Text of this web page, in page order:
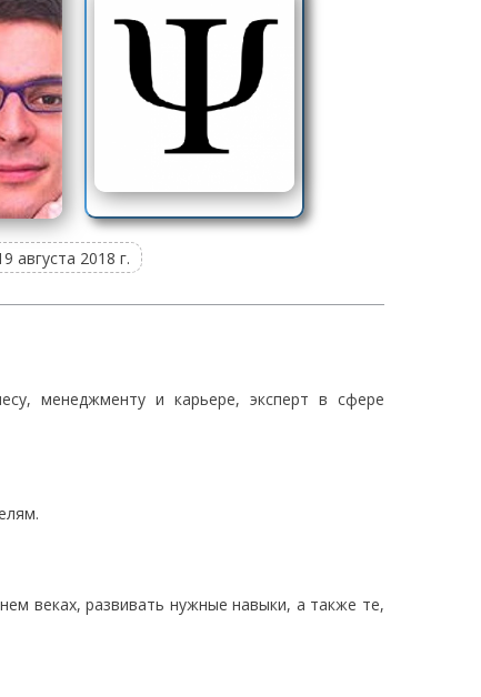
августа 2018 г.
менеджменту и карьере, эксперт в сфере
веках, развивать нужные навыки, а также те,